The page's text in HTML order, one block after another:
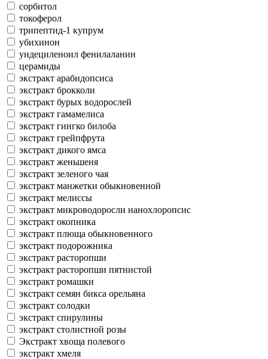
сорбитол
токоферол
трипептид-1 купрум
убихинон
ундециленоил фенилаланин
церамиды
экстракт арабидопсиса
экстракт брокколи
экстракт бурых водорослей
экстракт гамамелиса
экстракт гингко билоба
экстракт грейпфрута
экстракт дикого ямса
экстракт женьшеня
экстракт зеленого чая
экстракт манжетки обыкновенной
экстракт мелиссы
экстракт микроводоросли нанохлоропсис
экстракт окопника
экстракт плюща обыкновенного
экстракт подорожника
экстракт расторопши
экстракт расторопши пятнистой
экстракт ромашки
экстракт семян бикса орельяна
экстракт солодки
экстракт спирулины
экстракт столистной розы
Экстракт хвоща полевого
экстракт хмеля